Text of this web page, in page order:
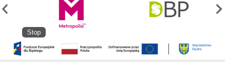
Stop